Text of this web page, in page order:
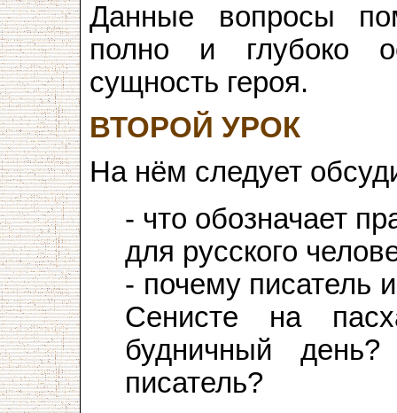
Данные вопросы
полно и глубоко
сущность героя.
ВТОРОЙ УРОК
На нём следует
- что обозначает
для русского
- почему писатель
Сенисте на
будничный
писатель?